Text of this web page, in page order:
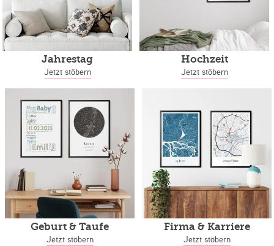
Jahrestag
Jetzt stöbern
Hochzeit
Jetzt stöbern
Geburt & Taufe
Jetzt stöbern
Firma & Karriere
Jetzt stöbern